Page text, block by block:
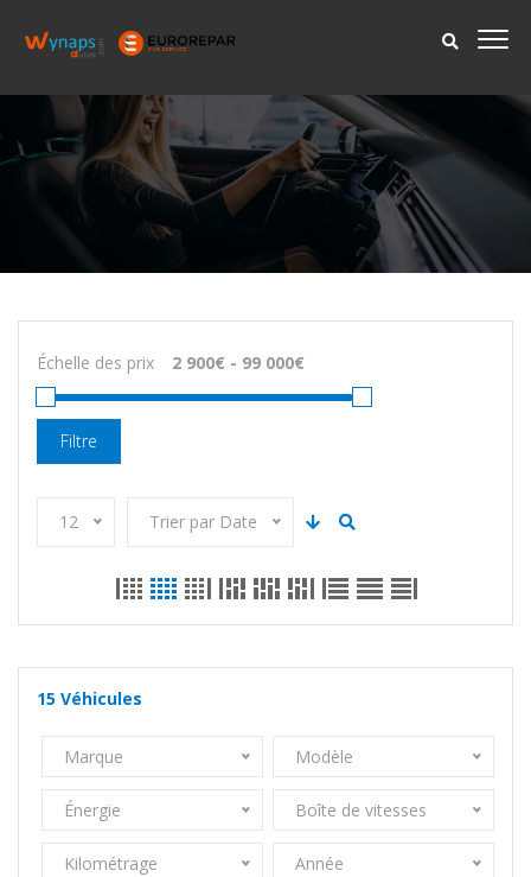
Échelle des prix
Filtre
12 Trier par Date
15 Véhicules
Marque Modèle
Énergie Boîte de vitesses
Kilométrage Année